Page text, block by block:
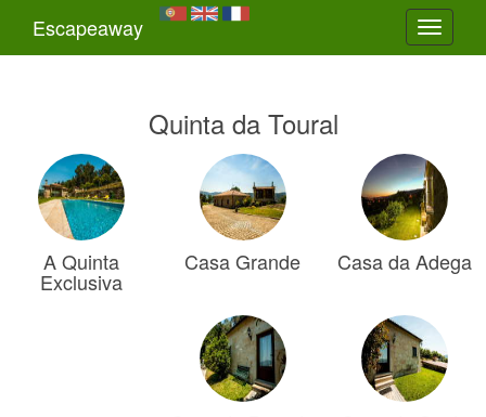
Toggle
Escapeaway
Quinta da Toural
A Quinta
Exclusiva
Casa Grande Casa da Adega